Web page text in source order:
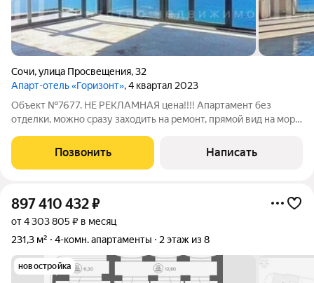
Сочи,улица Просвещения,32
Апарт-отель «Горизонт», 4 квартал 2023
Объект №7677. НЕ РЕКЛАМНАЯ цена!!!! Апартамент без
отделки, можно сразу заходить на ремонт, прямой вид на море,
Позвонить Написать
897 410 432₽
от 4 303 805 ₽ в месяц
231,3 м²
4-комн. апартаменты 2 этаж из 8
новостройка